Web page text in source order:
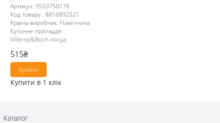
Артикул: 3553750176
Код товару : 8816892521
Країна-виробник: Німеччина
Кухонне приладдя
Villeroy&Boch посуд
515₴
Купити
Купити в 1 клік
Каталог